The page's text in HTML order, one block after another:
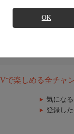
OK
で楽しめる全チャ
気にな
登録し